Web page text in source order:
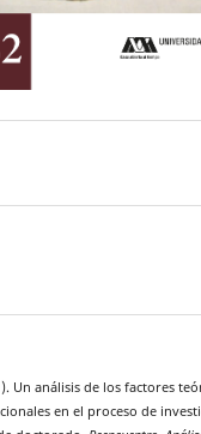
Un análisis de los factores
en el proceso de